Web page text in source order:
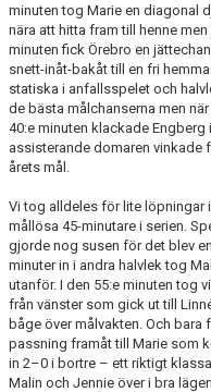
minuten tog Marie en diagonal
nära att hitta fram till henne
minuten fick Örebro en
snett-inåt-bakåt till en fri
statiska i anfallsspelet och
de bästa målchanserna men
40:e minuten klackade Engberg
assisterande domaren
årets mål.
Vi tog alldeles för lite löpningar
mållösa 45-minutare i serien.
gjorde nog susen för det blev
minuter in i andra halvlek tog
utanför. I den 55:e minuten tog
från vänster som gick ut till
båge över målvakten. Och
passning framåt till Marie som
in 2–0 i bortre – ett riktigt
Malin och Jennie över i bra